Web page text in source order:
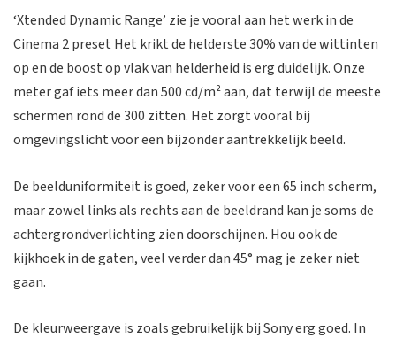
‘Xtended Dynamic Range’ zie je vooral aan het werk in de
Cinema 2 preset Het krikt de helderste 30% van de wittinten
op en de boost op vlak van helderheid is erg duidelijk. Onze
meter gaf iets meer dan 500 cd/m² aan, dat terwijl de meeste
schermen rond de 300 zitten. Het zorgt vooral bij
omgevingslicht voor een bijzonder aantrekkelijk beeld.
De beelduniformiteit is goed, zeker voor een 65 inch scherm,
maar zowel links als rechts aan de beeldrand kan je soms de
achtergrondverlichting zien doorschijnen. Hou ook de
kijkhoek in de gaten, veel verder dan 45° mag je zeker niet
gaan.
De kleurweergave is zoals gebruikelijk bij Sony erg goed. In